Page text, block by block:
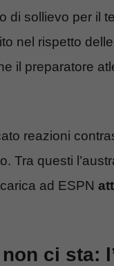
di sollievo per il
nel rispetto
il preparatore
reazioni
Tra questi
ad ESPN
ci sta: